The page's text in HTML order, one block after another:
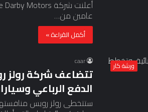
عامين من…
أكمل القراءة »
ورشة كار caar
تتضاعف شركة رولز
الدفع الرباعي